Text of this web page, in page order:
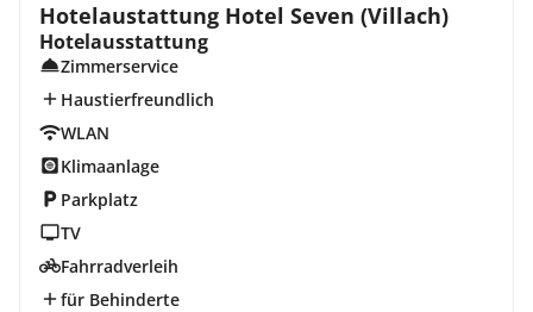
Hotelaustattung Hotel Seven (Villach)
Hotelausstattung
Zimmerservice
Haustierfreundlich
WLAN
Klimaanlage
Parkplatz
TV
Fahrradverleih
für Behinderte